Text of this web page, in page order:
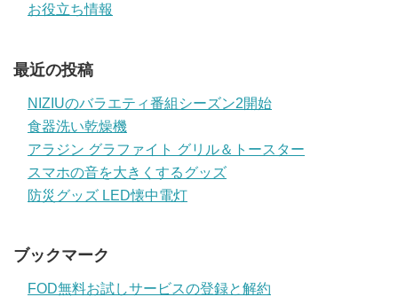
お役立ち情報
最近の投稿
NIZIUのバラエティ番組シーズン2開始
食器洗い乾燥機
アラジン グラファイト グリル＆トースター
スマホの音を大きくするグッズ
防災グッズ LED懐中電灯
ブックマーク
FOD無料お試しサービスの登録と解約